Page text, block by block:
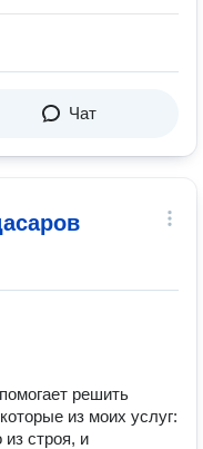
Чат
решить
из моих услуг:
строя, и